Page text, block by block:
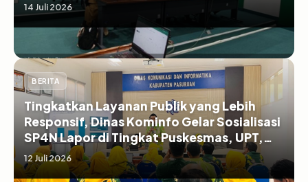
14 Juli 2026
BERITA
Tingkatkan Layanan Publik yang Lebih
Responsif, Dinas Kominfo Gelar Sosialisasi
SP4N Lapor di Tingkat Puskesmas, UPT,
serta SD/SMP di Kabupaten Pasuruan
12 Juli 2026